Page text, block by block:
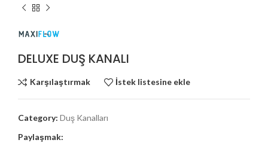
DELUXE DUŞ KANALI
Karşılaştırmak İstek listesine ekle
Category: Duş Kanalları
Paylaşmak: